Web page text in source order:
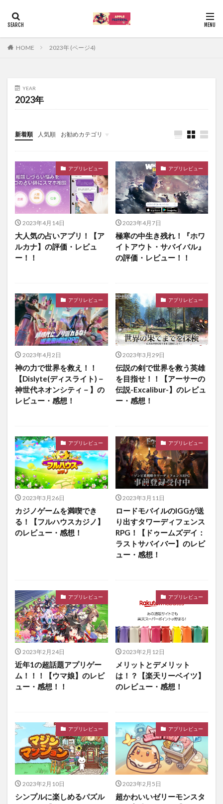
HOME 2023年 (ページ4)
YEAR
2023年
新着順 人気順 お勧めカテゴリ
Uncategorized
アプリレビュー
2023年4月14日
大人気の占いアプリ！【ア
ルカナ】の評価・レビュ
ー！！
アプリレビュー
2023年4月7日
極寒の中生き残れ！『ホワ
イトアウト・サバイバル』
の評価・レビュー！！
アプリレビュー
2023年4月2日
神の力で世界を救え！！
【Dislyte(ディスライト)－
神世代ネオンシティ－】の
レビュー・感想！
アプリレビュー
2023年3月29日
伝説の剣で世界を救う英雄
を目指せ！！【アーサーの
伝説-Excalibur-】のレビュ
ー・感想！
アプリレビュー
2023年3月26日
カジノゲームを満喫でき
る！【フルハウスカジノ】
のレビュー・感想！
アプリレビュー
2023年3月11日
ロードモバイルのIGGが送
り出すタワーディフェンス
RPG！【ドゥームズデイ：
ラストサバイバー】のレビ
ュー・感想！
アプリレビュー
2023年2月24日
近年1の超話題アプリゲー
ム！！！【ウマ娘】のレビ
ュー・感想！！
アプリレビュー
2023年2月12日
メリットとデメリット
は！？【楽天リーベイツ】
のレビュー・感想！
アプリレビュー
2023年2月10日
シンプルに楽しめるパズル
アプリレビュー
2023年2月5日
超かわいいゼリーモンスタ